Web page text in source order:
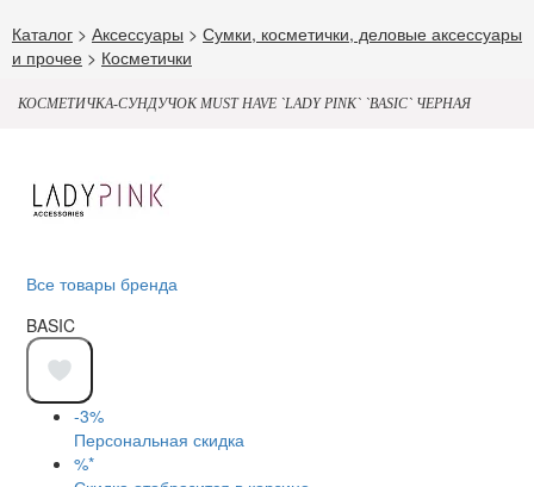
Каталог > Аксессуары > Сумки, косметички, деловые аксессуары
и прочее > Косметички
КОСМЕТИЧКА-СУНДУЧОК MUST HAVE `LADY PINK` `BASIC` ЧЕРНАЯ
Все товары бренда
BASIC
-3%
Персональная скидка
%*